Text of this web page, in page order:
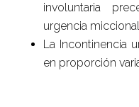
involuntaria
urgencia
La Incontinencia
en proporción